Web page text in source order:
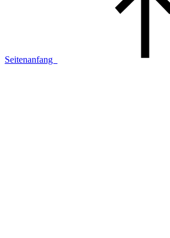
Seitenanfang